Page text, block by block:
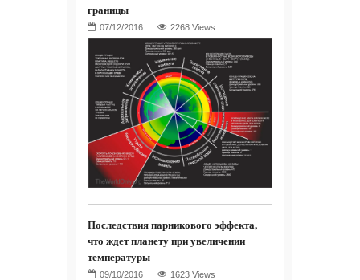
границы
2268 Views
Последствия парникового эффекта,
что ждет планету при увеличении
температуры
1623 Views